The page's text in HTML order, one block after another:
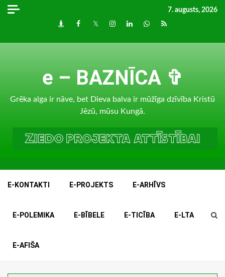
Skip
7. augusts, 2026
DraugiemFacebook
TwitterInstagram
LinkedInwhatsapp
RSS
e – BAZNĪCA ✞
Grēka alga ir nāve, bet Dieva balva ir mūžīga dzīvība Kristū
Jēzū, mūsu Kungā.
E-KONTAKTI E-PROJEKTS E-ARHĪVS
E-POLEMIKA E-BĪBELE E-TICĪBA E-LTA
E-AFIŠA